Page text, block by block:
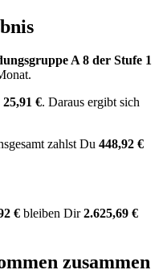
A 8 der Stufe 1
25,91 €. Daraus ergibt sich
zahlst Du 448,92 €
€ bleiben Dir2.625,69 €
zusammen